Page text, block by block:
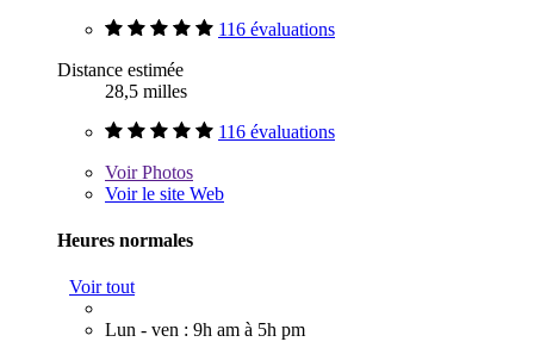
116 évaluations
Distance estimée
28,5 milles
116 évaluations
VoirPhotos
Voir le site Web
Heures normales
Voir tout
Lun - ven : 9h am à 5h pm